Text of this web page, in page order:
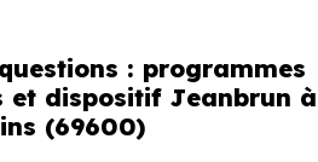
manière, tous les logements
même demande, et toutes les
le même potentiel locatif.
: programmes
et dispositif Jeanbrun à
(69600)